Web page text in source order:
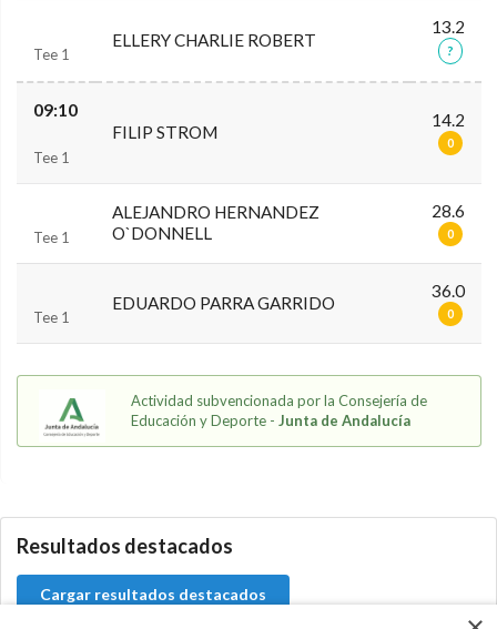
Tee 1
ELLERY CHARLIE ROBERT
13.2
?
09:10
Tee 1
FILIP STROM
14.2
0
Tee 1
ALEJANDRO HERNANDEZ
O`DONNELL
28.6
0
Tee 1
EDUARDO PARRA GARRIDO
36.0
0
Actividad subvencionada por la Consejería de
Educación y Deporte - Junta de Andalucía
Resultados destacados
Cargar resultados destacados